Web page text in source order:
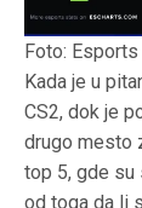
Foto: Esports
Kada je u
CS2, dok je
drugo mesto
top 5, gde su
od toga da li